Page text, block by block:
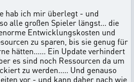
hab ich mir überlegt - und
alle großen Spieler längst... die
Entwicklungskosten und
zu sparen, bis sie genug für
hätten...... Ein Update verhindert
es sind noch Ressourcen da um
zu werden..... Und genauso
vor - und kann daher nach wie